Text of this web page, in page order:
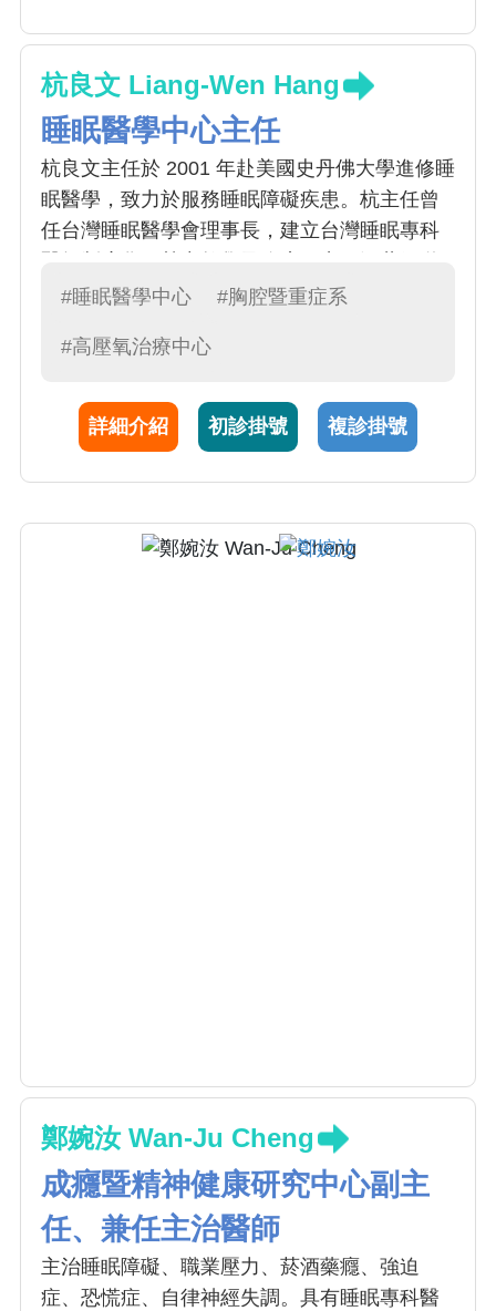
杭良文 Liang-Wen Hang
睡眠醫學中心主任
杭良文主任於 2001 年赴美國史丹佛大學進修睡
眠醫學，致力於服務睡眠障礙疾患。杭主任曾
任台灣睡眠醫學會理事長，建立台灣睡眠專科
疾病致病機轉及治療策略，也擔任許多呼吸道
#睡眠醫學中心 #胸腔暨重症系
#高壓氧治療中心
詳細介紹 初診掛號 複診掛號
鄭婉汝 Wan-Ju Cheng
成癮暨精神健康研究中心副主
任、兼任主治醫師
主治睡眠障礙、職業壓力、菸酒藥癮、強迫
症、恐慌症、自律神經失調。具有睡眠專科醫